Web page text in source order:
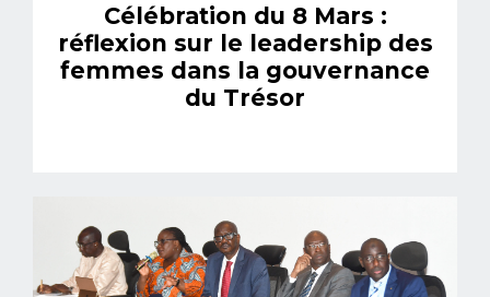
Célébration du 8 Mars :
réflexion sur le leadership des
femmes dans la gouvernance
du Trésor